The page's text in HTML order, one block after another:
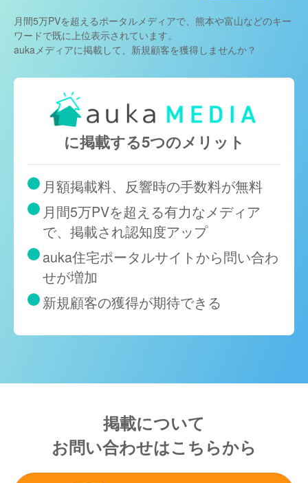
月間5万PVを超えるポータルメディアで、熊本や富山などのキー
ワードで既に上位表示されています。
aukaメディアに掲載して、新規顧客を獲得しませんか？
に掲載する5つのメリット
月額掲載料、反響時の手数料が無料
月間5万PVを超える有力なメディア
で、掲載され認知度アップ
auka住宅ポータルサイトから問い合わ
せが増加
新規顧客の獲得が期待できる
掲載について
お問い合わせはこちらから